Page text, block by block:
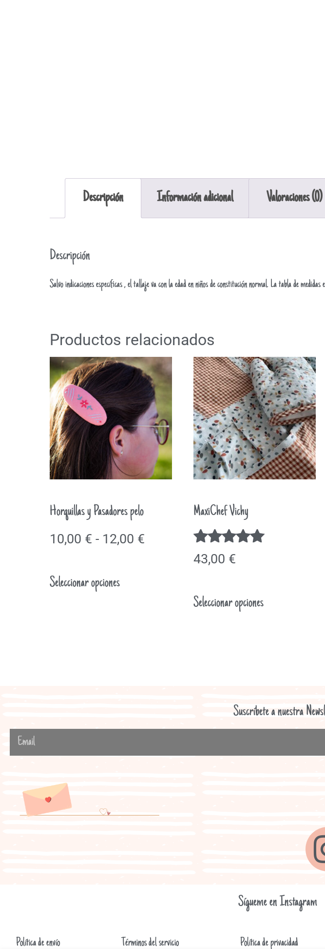
Descripción Información adicional Valoraciones (0)
Descripción
Salvo indicaciones específicas , el tallaje va con la edad en niños de constitución normal. La tabla de
Productos relacionados
Horquillas y Pasadores pelo
10,00 € - 12,00 €
Seleccionar opciones
MaxiChef Vichy
Valorado
con
de 5
43,00 €
Seleccionar opciones
Suscríbete a nuestra
Sígueme en Instagram
Política de envío Términos del servicio Política de privacidad